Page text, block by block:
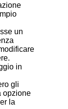
un
in
gli
opzione
la